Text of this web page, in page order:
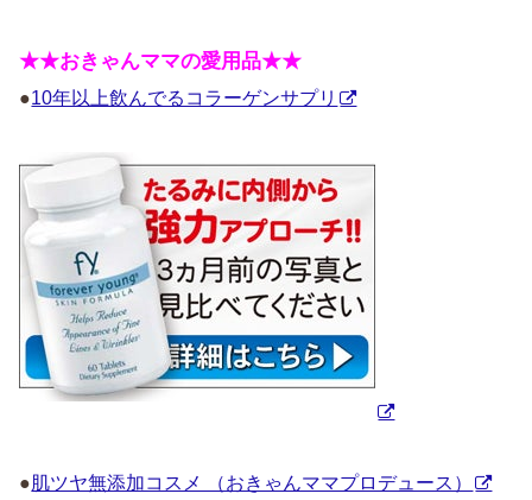
★★おきゃんママの愛用品★★
●10年以上飲んでるコラーゲンサプリ
●肌ツヤ無添加コスメ （おきゃんママプロデュース）